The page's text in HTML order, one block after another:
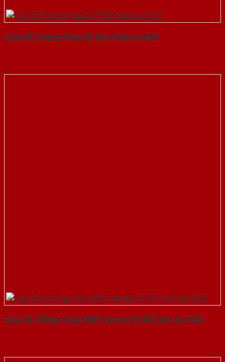
Cửa Gỗ Chống Cháy 2P Sơn Xám-a-SGD
Cửa Gỗ Chống Cháy MDF Veneer P1R4 Căm Xe-SGD